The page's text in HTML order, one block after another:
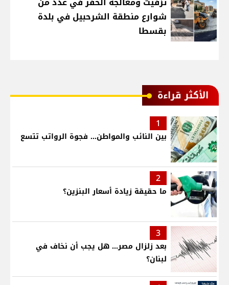
شوارع منطقة الشرحبيل في بلدة
بقسطا
الأكثر قراءة
1
بين النائب والمواطن... فجوة الرواتب تتسع
2
ما حقيقة زيادة أسعار البنزين؟
3
بعد زلزال مصر... هل يجب أن نخاف في
لبنان؟